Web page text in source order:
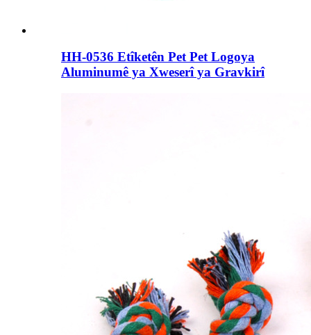
HH-0536 Etîketên Pet Pet Logoya
Aluminumê ya Xweserî ya Gravkirî